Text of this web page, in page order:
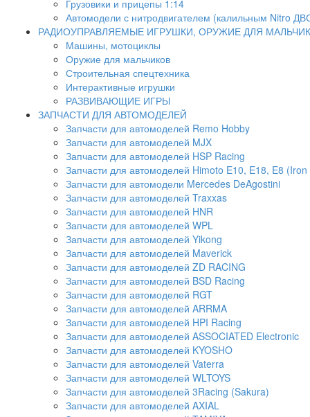
Грузовики и прицепы 1:14
Автомодели с нитродвигателем (калильным Nitro
РАДИОУПРАВЛЯЕМЫЕ ИГРУШКИ, ОРУЖИЕ ДЛЯ
Машины, мотоциклы
Оружие для мальчиков
Строительная спецтехника
Интерактивные игрушки
РАЗВИВАЮЩИЕ ИГРЫ
ЗАПЧАСТИ ДЛЯ АВТОМОДЕЛЕЙ
Запчасти для автомоделей Remo Hobby
Запчасти для автомоделей MJX
Запчасти для автомоделей HSP Racing
Запчасти для автомоделей Himoto E10, E18, E8
Запчасти для автомодели Mercedes DeAgostini
Запчасти для автомоделей Traxxas
Запчасти для автомоделей HNR
Запчасти для автомоделей WPL
Запчасти для автомоделей Yikong
Запчасти для автомоделей Maverick
Запчасти для автомоделей ZD RACING
Запчасти для автомоделей BSD Racing
Запчасти для автомоделей RGT
Запчасти для автомоделей ARRMA
Запчасти для автомоделей HPI Racing
Запчасти для автомоделей ASSOCIATED Electronic
Запчасти для автомоделей KYOSHO
Запчасти для автомоделей Vaterra
Запчасти для автомоделей WLTOYS
Запчасти для автомоделей 3Racing (Sakura)
Запчасти для автомоделей AXIAL